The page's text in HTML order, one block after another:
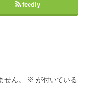
feedly
ん。 ※ が付いている